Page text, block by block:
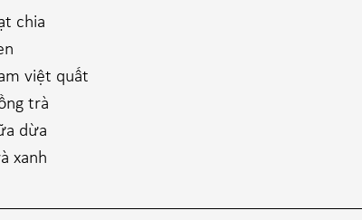
chia
việt quất
trà
dừa
xanh